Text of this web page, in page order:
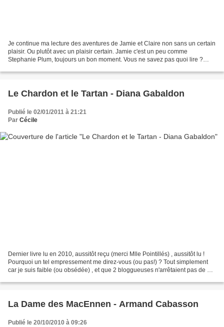
Je continue ma lecture des aventures de Jamie et Claire non sans un certain
plaisir. Ou plutôt avec un plaisir certain. Jamie c'est un peu comme
Stephanie Plum, toujours un bon moment. Vous ne savez pas quoi lire ?
Le Chardon et le Tartan - Diana Gabaldon
Publié le 02/01/2011 à 21:21
Par Cécile
Dernier livre lu en 2010, aussitôt reçu (merci Mlle Pointillés) , aussitôt lu !
Pourquoi un tel empressement me direz-vous (ou pas!) ? Tout simplement
car je suis faible (ou obsédée) , et que 2 bloggueuses n'arrêtaient pas de me
La Dame des MacEnnen - Armand Cabasson
Publié le 20/10/2010 à 09:26